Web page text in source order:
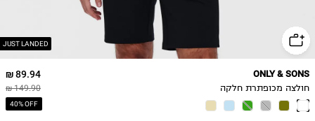
JUST LANDED
89.94 ₪
149.90 ₪
40% OFF
ONLY & SONS
חולצה מכופתרת חלקה